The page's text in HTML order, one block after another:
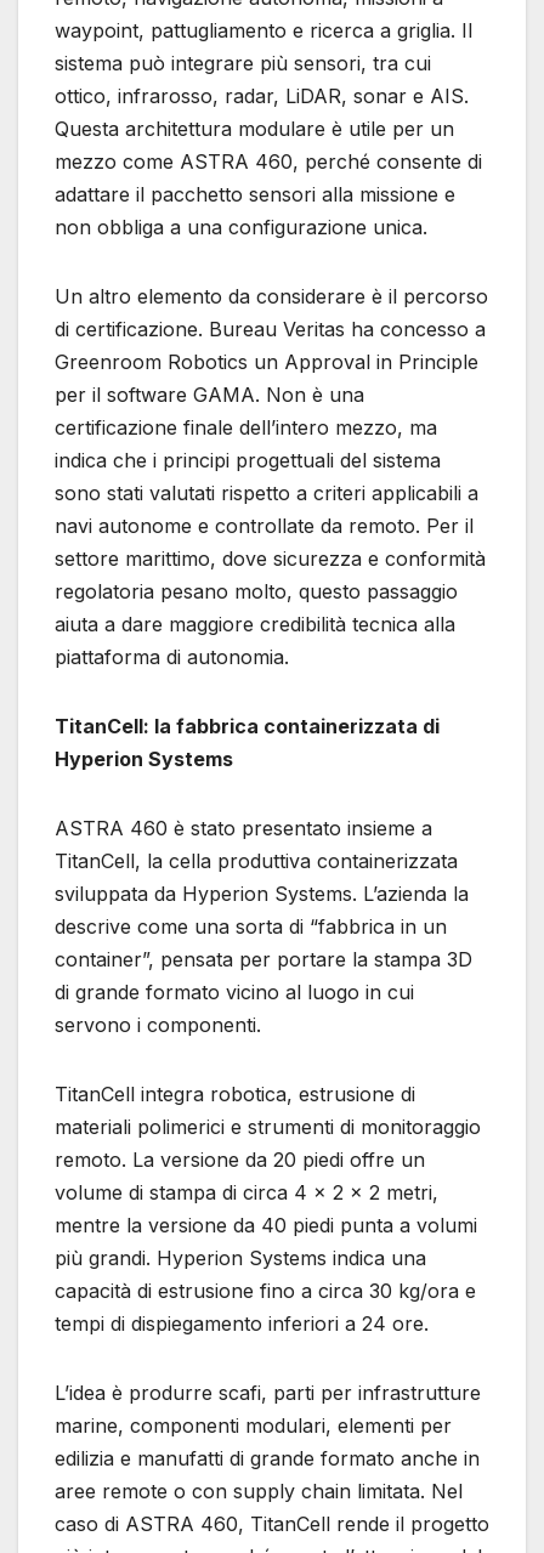
waypoint, pattugliamento e ricerca a griglia. Il
sistema può integrare più sensori, tra cui
ottico, infrarosso, radar, LiDAR, sonar e AIS.
Questa architettura modulare è utile per un
mezzo come ASTRA 460, perché consente di
adattare il pacchetto sensori alla missione e
non obbliga a una configurazione unica.
Un altro elemento da considerare è il percorso
di certificazione. Bureau Veritas ha concesso a
Greenroom Robotics un Approval in Principle
per il software GAMA. Non è una
certificazione finale dell’intero mezzo, ma
indica che i principi progettuali del sistema
sono stati valutati rispetto a criteri applicabili a
navi autonome e controllate da remoto. Per il
settore marittimo, dove sicurezza e conformità
regolatoria pesano molto, questo passaggio
aiuta a dare maggiore credibilità tecnica alla
piattaforma di autonomia.
TitanCell: la fabbrica containerizzata di
Hyperion Systems
ASTRA 460 è stato presentato insieme a
TitanCell, la cella produttiva containerizzata
sviluppata da Hyperion Systems. L’azienda la
descrive come una sorta di “fabbrica in un
container”, pensata per portare la stampa 3D
di grande formato vicino al luogo in cui
servono i componenti.
TitanCell integra robotica, estrusione di
materiali polimerici e strumenti di monitoraggio
remoto. La versione da 20 piedi offre un
volume di stampa di circa 4 x 2 x 2 metri,
mentre la versione da 40 piedi punta a volumi
più grandi. Hyperion Systems indica una
capacità di estrusione fino a circa 30 kg/ora e
tempi di dispiegamento inferiori a 24 ore.
L’idea è produrre scafi, parti per infrastrutture
marine, componenti modulari, elementi per
edilizia e manufatti di grande formato anche in
aree remote o con supply chain limitata. Nel
caso di ASTRA 460, TitanCell rende il progetto